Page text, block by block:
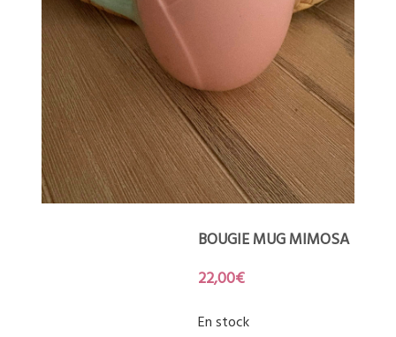
BOUGIE MUG MIMOSA
22,00€
En stock